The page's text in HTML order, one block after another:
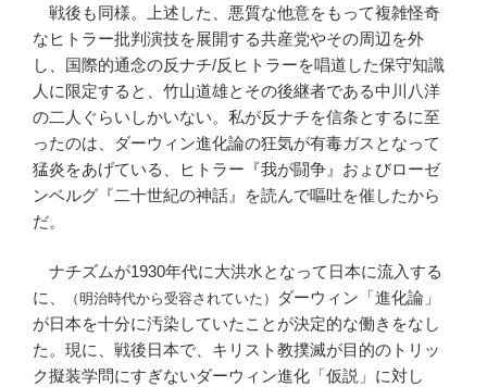
戦後も同様。上述した、悪質な他意をもって複雑怪奇
なヒトラー批判演技を展開する共産党やその周辺を外
し、国際的通念の反ナチ/反ヒトラーを唱道した保守知識
人に限定すると、竹山道雄とその後継者である中川八洋
の二人ぐらいしかいない。私が反ナチを信条とするに至
ったのは、ダーウィン進化論の狂気が有毒ガスとなって
猛炎をあげている、ヒトラー『我が闘争』おょびローゼ
ンベルグ『二十世紀の神話』を読んで嘔吐を催したから
だ。
ナチズムが1930年代に大洪水となって日本に流入する
に、
（明治時代から受容されていた）
ダーウィン「進化論」
が日本を十分に汚染していたことが決定的な働きをなし
た。現に、戦後日本で、キリスト教撲滅が目的のトリッ
ク擬装学問にすぎないダーウィン進化「仮説」に対し